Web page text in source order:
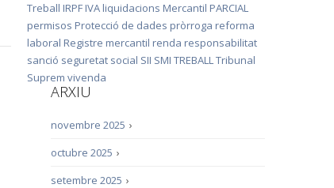
Treball IRPF IVA liquidacions Mercantil PARCIAL
permisos Protecció de dades pròrroga reforma
laboral Registre mercantil renda responsabilitat
sanció seguretat social SII SMI TREBALLTribunal
Suprem vivenda
ARXIU
›
novembre 2025
›
octubre 2025
›
setembre 2025